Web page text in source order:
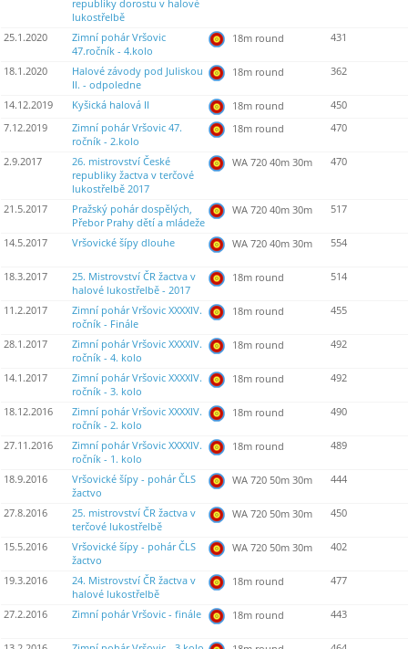
republiky dorostu v halové
lukostřelbě
25.1.2020
Zimní pohár Vršovic
47.ročník - 4.kolo
18m round 431
18.1.2020
Halové závody pod Juliskou
II. - odpoledne
18m round 362
14.12.2019 Kyšická halová II 18m round
450
7.12.2019
Zimní pohár Vršovic 47.
ročník - 2.kolo
18m round 470
2.9.2017
26. mistrovství České
republiky žactva v terčové
lukostřelbě 2017
WA 720 40m 30m 470
21.5.2017
Pražský pohár dospělých,
Přebor Prahy dětí a mládeže
WA 720 40m 30m 517
14.5.2017 Vršovické šípy dlouhe WA 720 40m 30m 554
18.3.2017
25. Mistrovství ČR žactva v
halové lukostřelbě - 2017
18m round 514
11.2.2017
Zimní pohár Vršovic XXXXIV.
ročník - Finále
18m round 455
28.1.2017
Zimní pohár Vršovic XXXXIV.
ročník - 4. kolo
18m round 492
14.1.2017
Zimní pohár Vršovic XXXXIV.
ročník - 3. kolo
18m round 492
18.12.2016
Zimní pohár Vršovic XXXXIV.
ročník - 2. kolo
18m round 490
27.11.2016
Zimní pohár Vršovic XXXXIV.
ročník - 1. kolo
18m round 489
18.9.2016
Vršovické šípy - pohár ČLS
žactvo
WA 720 50m 30m 444
27.8.2016
25. mistrovství ČR žactva v
terčové lukostřelbě
WA 720 50m 30m 450
15.5.2016
Vršovické šípy - pohár ČLS
žactvo
WA 720 50m 30m 402
19.3.2016
24. Mistrovství ČR žactva v
halové lukostřelbě
18m round 477
27.2.2016 Zimní pohár Vršovic - finále 18m round 443